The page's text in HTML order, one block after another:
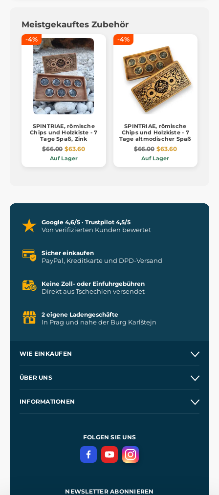
Meistgekauftes Zubehör
-4%
SPINTRIAE, römische
Chips und Holzkiste - 7
Tage Spaß, Zink
$66.00 $63.60
Auf Lager
-4%
SPINTRIAE, römische
Chips und Holzkiste - 7
Tage altmodischer Spaß
$66.00 $63.60
Auf Lager
Google 4,6/5 · Trustpilot 4,5/5
Von verifizierten Kunden bewertet
Sicher einkaufen
PayPal, Kreditkarte und DPD-Versand
Keine Zoll- oder Einfuhrgebühren
Direkt aus Tschechien versendet
2 eigene Ladengeschäfte
In Prag und nahe der Burg Karlštejn
WIE EINKAUFEN
Kontakt
ÜBER UNS
INFORMATIONEN
DatenschutzerklärungFOLGEN SIE UNS
NEWSLETTER ABONNIEREN